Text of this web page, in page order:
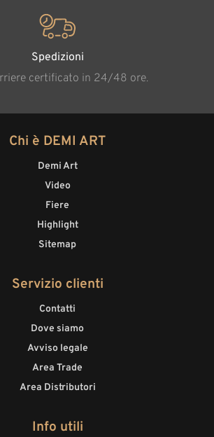
Spedizioni
certificato in 24/48 ore.
Chi è DEMI ART
Demi Art
Video
Fiere
Highlight
Sitemap
Servizio clienti
Contatti
Dove siamo
Avviso legale
Area Trade
Area Distributori
Info utili